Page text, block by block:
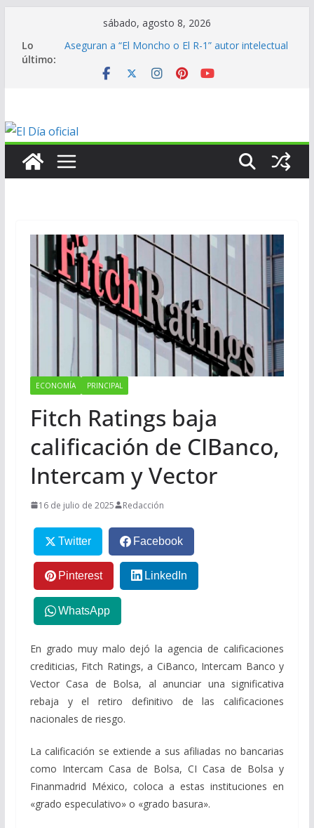
contenido
sábado, agosto 8, 2026
Lo
último:
Aseguran a “El Moncho o El R-1” autor intelectual
En mantenimiento…
Centroamericanos
ECONOMÍA PRINCIPAL
Fitch Ratings baja
calificación de CIBanco,
Intercam y Vector
16 de julio de 2025 Redacción
Twitter Facebook
Pinterest LinkedIn
WhatsApp
En grado muy malo dejó la agencia de calificaciones
crediticias, Fitch Ratings, a CiBanco, Intercam Banco y
Vector Casa de Bolsa, al anunciar una significativa
rebaja y el retiro definitivo de las calificaciones
nacionales de riesgo.
La calificación se extiende a sus afiliadas no bancarias
como Intercam Casa de Bolsa, CI Casa de Bolsa y
Finanmadrid México, coloca a estas instituciones en
«grado especulativo» o «grado basura».